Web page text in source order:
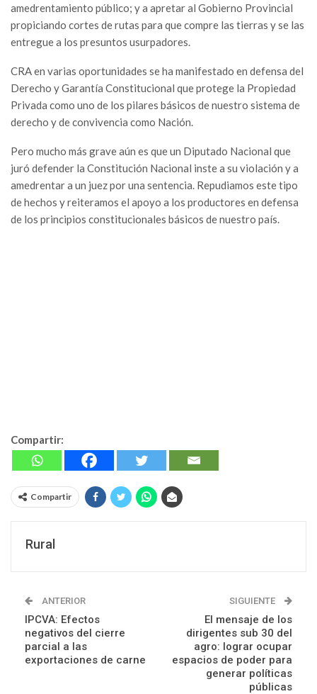
amedrentamiento público; y a apretar al Gobierno Provincial
propiciando cortes de rutas para que compre las tierras y se las
entregue a los presuntos usurpadores.
CRA en varias oportunidades se ha manifestado en defensa del
Derecho y Garantía Constitucional que protege la Propiedad
Privada como uno de los pilares básicos de nuestro sistema de
derecho y de convivencia como Nación.
Pero mucho más grave aún es que un Diputado Nacional que
juró defender la Constitución Nacional inste a su violación y a
amedrentar a un juez por una sentencia. Repudiamos este tipo
de hechos y reiteramos el apoyo a los productores en defensa
de los principios constitucionales básicos de nuestro país.
Compartir:
Compartir
Rural
ANTERIOR
IPCVA: Efectos
negativos del cierre
parcial a las
exportaciones de carne
SIGUIENTE
El mensaje de los
dirigentes sub 30 del
agro: lograr ocupar
espacios de poder para
generar políticas
públicas